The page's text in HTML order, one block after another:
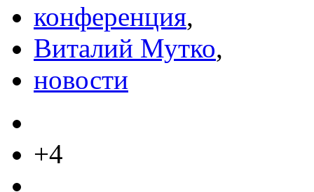
конференция,
Виталий Мутко,
новости
+4